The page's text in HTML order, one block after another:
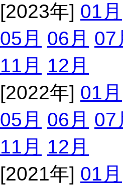
[2023年] 01月
05月 06月 07
11月 12月
[2022年] 01月
05月 06月 07
11月 12月
[2021年] 01月